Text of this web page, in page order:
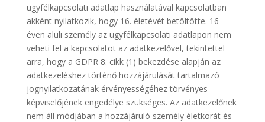
ügyfélkapcsolati adatlap használatával kapcsolatban
akként nyilatkozik, hogy 16. életévét betöltötte. 16
éven aluli személy az ügyfélkapcsolati adatlapon nem
veheti fel a kapcsolatot az adatkezelővel, tekintettel
arra, hogy a GDPR 8. cikk (1) bekezdése alapján az
adatkezeléshez történő hozzájárulását tartalmazó
jognyilatkozatának érvényességéhez törvényes
képviselőjének engedélye szükséges. Az adatkezelőnek
nem áll módjában a hozzájáruló személy életkorát és